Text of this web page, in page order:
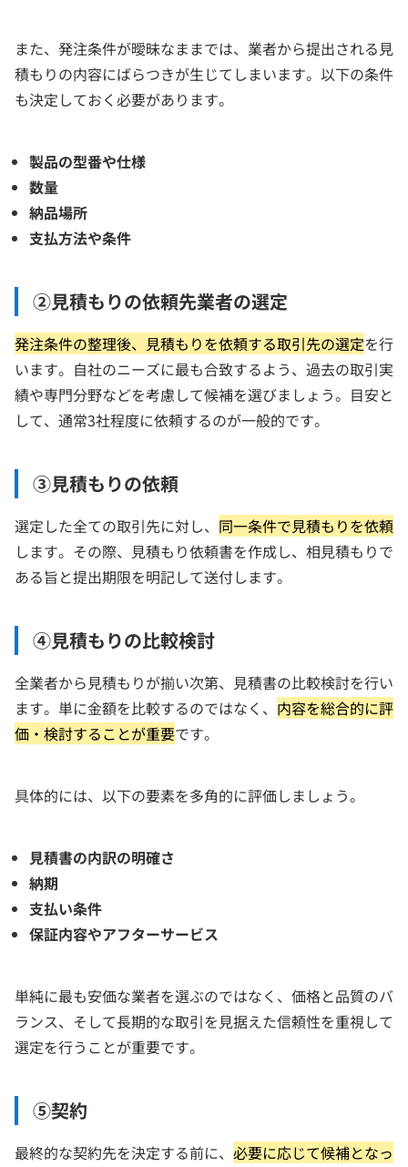
また、発注条件が曖昧なままでは、業者から提出される見
積もりの内容にばらつきが生じてしまいます。以下の条件
も決定しておく必要があります。
製品の型番や仕様
数量
納品場所
支払方法や条件
②見積もりの依頼先業者の選定
発注条件の整理後、見積もりを依頼する取引先の選定を行
います。自社のニーズに最も合致するよう、過去の取引実
績や専門分野などを考慮して候補を選びましょう。目安と
して、通常3社程度に依頼するのが一般的です。
③見積もりの依頼
選定した全ての取引先に対し、 同一条件で見積もりを依頼
します。その際、見積もり依頼書を作成し、相見積もりで
ある旨と提出期限を明記して送付します。
④見積もりの比較検討
全業者から見積もりが揃い次第、見積書の比較検討を行い
ます。単に金額を比較するのではなく、 内容を総合的に評
価・検討することが重要です。
具体的には、以下の要素を多角的に評価しましょう。
見積書の内訳の明確さ
納期
支払い条件
保証内容やアフターサービス
単純に最も安価な業者を選ぶのではなく、価格と品質のバ
ランス、そして長期的な取引を見据えた信頼性を重視して
選定を行うことが重要です。
⑤契約
最終的な契約先を決定する前に、 必要に応じて候補となっ